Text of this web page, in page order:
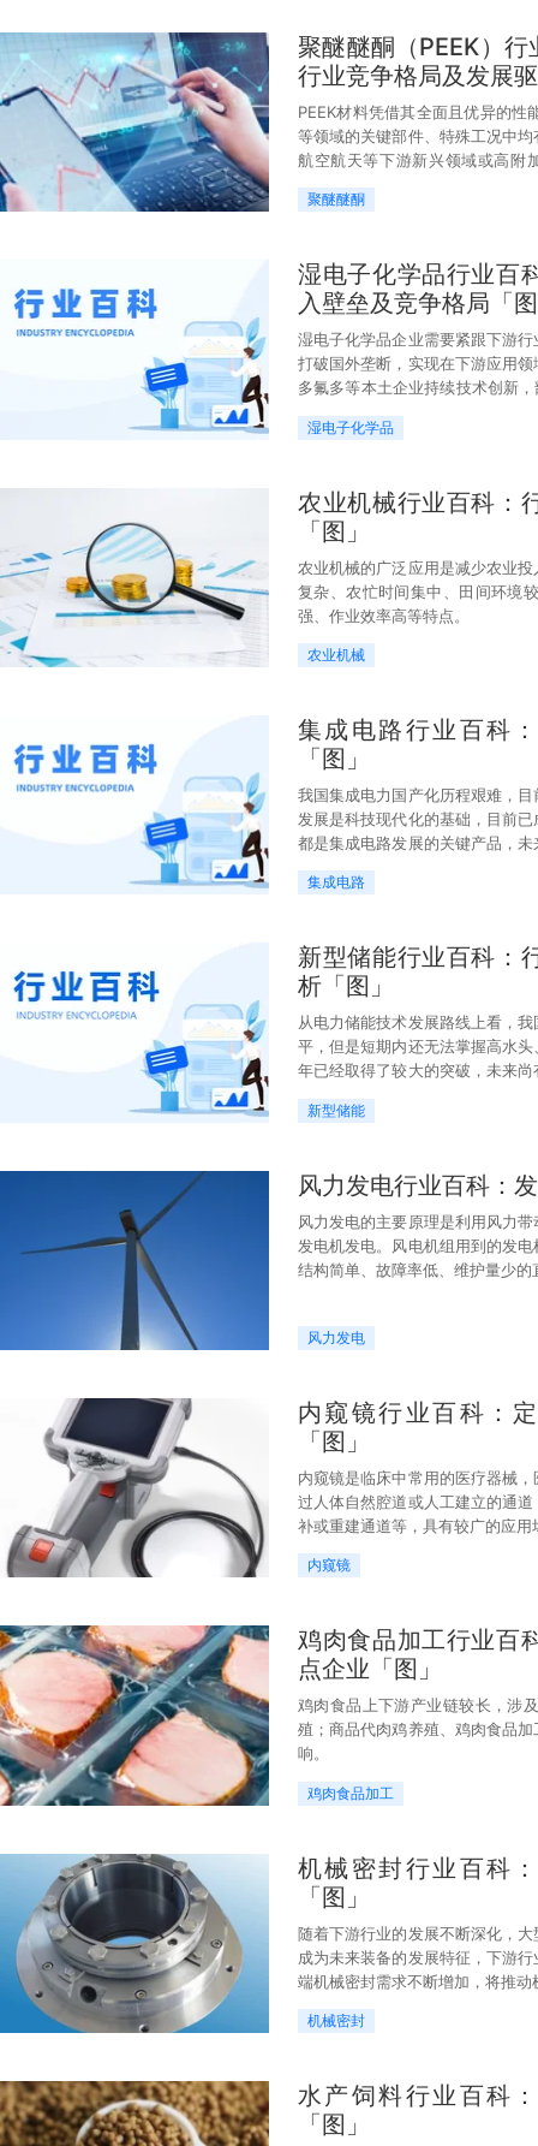
聚醚醚酮（PEEK）
行业竞争格局及发展
PEEK材料凭借其全面且优异的
等领域的关键部件、特殊工况中
航空航天等下游新兴领域或高附
升。
聚醚醚酮
湿电子化学品行业百
入壁垒及竞争格局「
湿电子化学品企业需要紧跟下游
打破国外垄断，实现在下游应用
多氟多等本土企业持续技术创新
逐步建成并实现批量供货。
湿电子化学品
农业机械行业百科：
「图」
农业机械的广泛应用是减少农业
复杂、农忙时间集中、田间环境
强、作业效率高等特点。
农业机械
集成电路行业百科
「图」
我国集成电力国产化历程艰难，
发展是科技现代化的基础，目前
都是集成电路发展的关键产品，
不开集成电路产业的持续发展。
集成电路
新型储能行业百科：
析「图」
从电力储能技术发展路线上看，
平，但是短期内还无法掌握高水
年已经取得了较大的突破，未来
能技术、超导储能技术等潜在领
新型储能
风力发电行业百科：
风力发电的主要原理是利用风力
发电机发电。风电机组用到的发
结构简单、故障率低、维护量少
风力发电
内窥镜行业百科：
「图」
内窥镜是临床中常用的医疗器械
过人体自然腔道或人工建立的通
补或重建通道等，具有较广的应用
内窥镜
鸡肉食品加工行业百
点企业「图」
鸡肉食品上下游产业链较长，涉
殖；商品代肉鸡养殖、鸡肉食品
响。
鸡肉食品加工
机械密封行业百科
「图」
随着下游行业的发展不断深化，
成为未来装备的发展特征，下游
端机械密封需求不断增加，将推
机械密封
水产饲料行业百科
「图」